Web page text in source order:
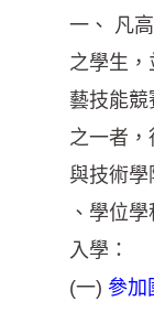
一、 凡
之學生
藝技能
之一者
與技術學
、學位
入學：
(一) 參加